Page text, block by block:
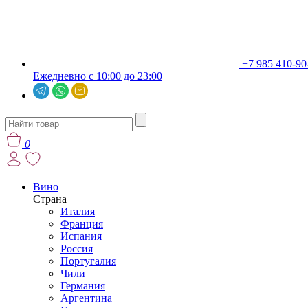
+7 985 410-
Ежедневно с 10:00 до 23:00
0
Вино
Страна
Италия
Франция
Испания
Россия
Португалия
Чили
Германия
Аргентина